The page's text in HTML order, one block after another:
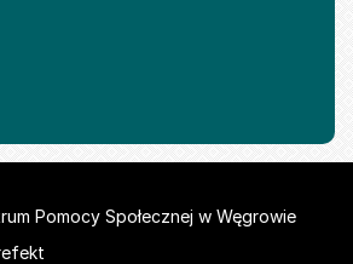
Pomocy Społecznej w Węgrowie